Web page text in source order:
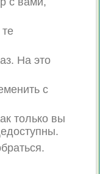
На это
с
только вы